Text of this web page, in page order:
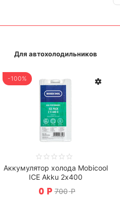
Для автохолодильников
-100%
Аккумулятор холода Mobicool
ICE Akku 2х400
0 Р 700 Р